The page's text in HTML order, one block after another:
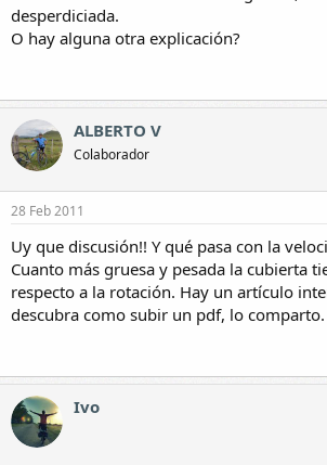
desperdiciada.
O hay alguna otra explicación?
ALBERTO V
Colaborador
28 Feb 2011
Uy que discusión!! Y qué pasa con la
Cuanto más gruesa y pesada la cubierta
respecto a la rotación. Hay un artículo
descubra como subir un pdf, lo comparto.
Ivo